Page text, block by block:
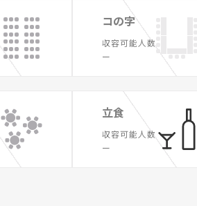
コの字
収容可能人数
ー
立食
収容可能人数
ー